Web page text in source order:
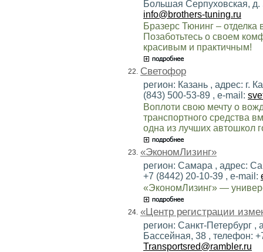
Большая Серпуховская, д.
info@brothers-tuning.ru
Бразерс Тюнинг –
Позаботьтесь о своем
красивым и практичным!
22. Светофор
регион: Казань , адрес: г.
(843) 500-53-89 , e-mail:
Воплоти свою мечту о
транспортного средства
одна из лучших автошкол
23. «ЭкономЛизинг»
регион: Самара , адрес:
+7 (8442) 20-10-39 , e-mail:
«ЭкономЛизинг» —
24. «Центр регистрации
регион: Санкт-Петербург ,
Бассейная, 38 , телефон:
Transportsred@rambler.ru